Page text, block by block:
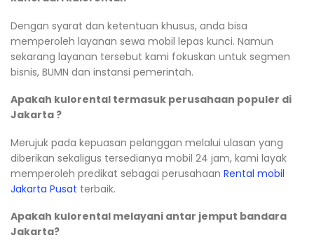
Dengan syarat dan ketentuan khusus, anda bisa
memperoleh layanan sewa mobil lepas kunci. Namun
sekarang layanan tersebut kami fokuskan untuk segmen
bisnis, BUMN dan instansi pemerintah.
Apakah kulorental termasuk perusahaan populer di
Jakarta ?
Merujuk pada kepuasan pelanggan melalui ulasan yang
diberikan sekaligus tersedianya mobil 24 jam, kami layak
memperoleh predikat sebagai perusahaan Rental mobil
Jakarta Pusat terbaik.
Apakah kulorental melayani antar jemput bandara
Jakarta?